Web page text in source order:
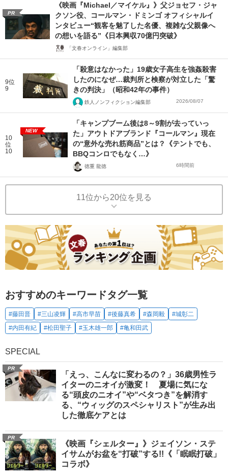
PR
《映画『Michael／マイケル』》父ジョセフ・ジャ
クソン役、コールマン・ドミンゴ オフィシャルイ
ンタビュー“観客を魅了した名優、複雑な父親像へ
の想いを語る”《日本興収70億円突破》
「文春オンライン」編集部
9位
9
「殺意はなかった」19歳女子高生を強姦殺害
したのになぜ…裁判所と検察が対立した「驚
きの判決」（昭和42年の事件）
鉄人ノンフィクション編集部 2026/08/07
10
位
10
NEW
「キャンプブーム後は8～9割が去っていっ
た」アウトドアブランド『コールマン』現在
の“意外な売れ筋商品”とは？《テントでも、
BBQコンロでもなく…》
徳重 龍徳 6時間前
11位から20位を見る
おすすめのキーワードタグ一覧
#藤田晋 #三山凌輝 #高市早苗 #後藤真希 #森岡毅
#城彰二
#内田有紀
#松田聖子 #玉木雄一郎 #亀和田武
SPECIAL
PR
「えっ、こんなに変わるの？」36歳男性ラ
イターのニオイが激変！ 夏場に気にな
る“頭皮のニオイ”や“ベタつき”を解消す
る、“ウィッグのスペシャリスト”が生み出
した徹底ケアとは
PR
《映画『シェルター』》ジェイソン・ステ
イサムがお盆を“打破”する!!《「眠眠打破」
コラボ》